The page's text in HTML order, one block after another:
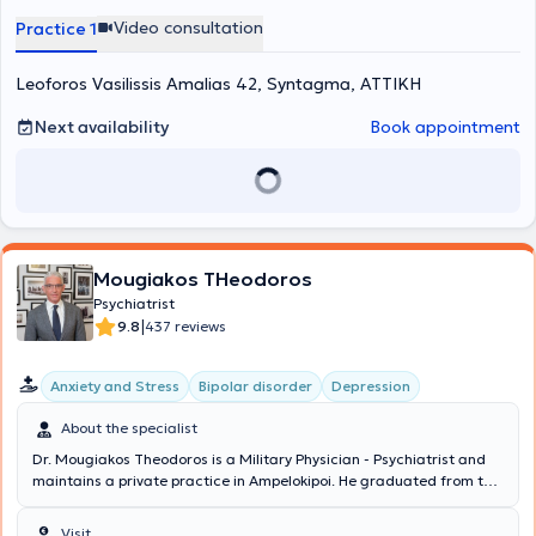
Physicians and Surgeons of Canada).
Practice 1 Video consultation
Leoforos Vasilissis Amalias 42, Syntagma, ΑΤΤΙΚΗ
Next availability
Book appointment
Mougiakos THeodoros
Psychiatrist
9.8|437 reviews
Anxiety and Stress Bipolar disorder Depression
About the specialist
Dr. Mougiakos Theodoros is a Military Physician - Psychiatrist and
maintains a private practice in Ampelokipoi. He graduated from the
specialized in the Psychiatric Clinic of the National and